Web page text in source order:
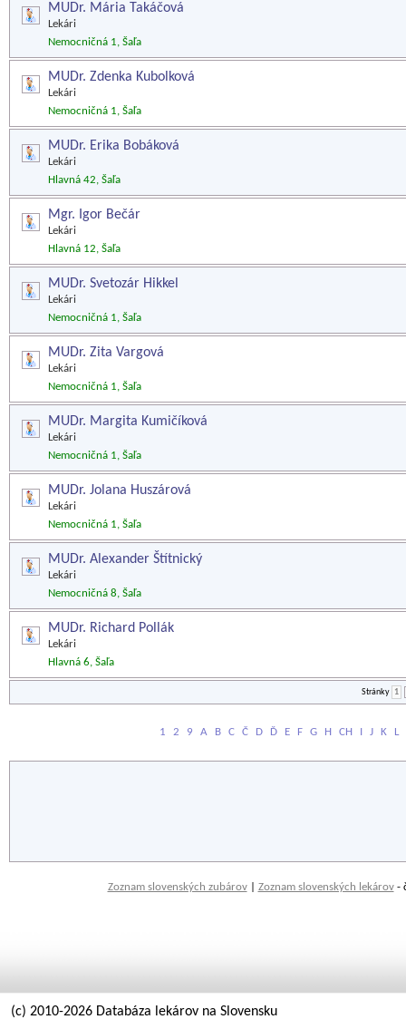
MUDr. Mária Takáčová
Lekári
Nemocničná 1, Šaľa
MUDr. Zdenka Kubolková
Lekári
Nemocničná 1, Šaľa
MUDr. Erika Bobáková
Lekári
Hlavná 42, Šaľa
Mgr. Igor Bečár
Lekári
Hlavná 12, Šaľa
MUDr. Svetozár Hikkel
Lekári
Nemocničná 1, Šaľa
MUDr. Zita Vargová
Lekári
Nemocničná 1, Šaľa
MUDr. Margita Kumičíková
Lekári
Nemocničná 1, Šaľa
MUDr. Jolana Huszárová
Lekári
Nemocničná 1, Šaľa
MUDr. Alexander Štítnický
Lekári
Nemocničná 8, Šaľa
MUDr. Richard Pollák
Lekári
Hlavná 6, Šaľa
Stránky 1
1 2 9 A B C Č D Ď E F G H CH I J K L
Zoznam slovenských zubárov| Zoznam slovenských lekárov-
(c) 2010-2026 Databáza lekárov na Slovensku